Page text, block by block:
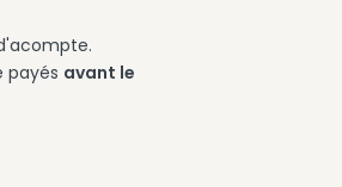
payés avant le